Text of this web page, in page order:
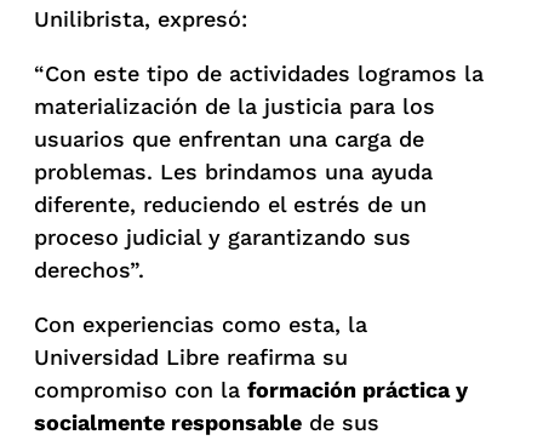
Unilibrista, expresó:
“Con este tipo de actividades logramos la
materialización de la justicia para los
usuarios que enfrentan una carga de
problemas. Les brindamos una ayuda
diferente, reduciendo el estrés de un
proceso judicial y garantizando sus
derechos”.
Con experiencias como esta, la
Universidad Libre reafirma su
compromiso con la formación práctica y
socialmente responsable de sus